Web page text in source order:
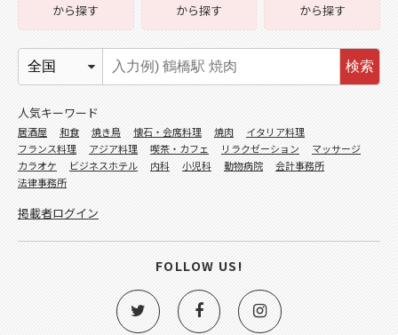
から探す
から探す
から探す
検索
人気キーワード
居酒屋 和食 焼き鳥 懐石・会席料理 焼肉
イタリア料理
フランス料理
アジア料理 喫茶・カフェ リラクゼーション
マッサージ
カラオケ
ビジネスホテル 内科 小児科 動物病院
会計事務所
法律事務所
掲載者ログイン
FOLLOW US!